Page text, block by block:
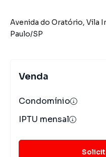
Avenida do Oratório, Vila
Paulo/SP
Venda
Condomínio
IPTU mensal